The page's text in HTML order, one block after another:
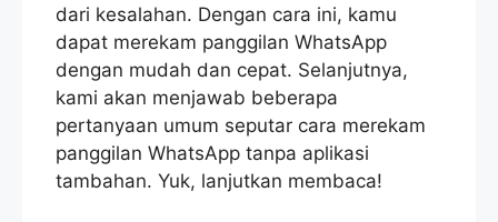
dari kesalahan. Dengan cara ini, kamu
dapat merekam panggilan WhatsApp
dengan mudah dan cepat. Selanjutnya,
kami akan menjawab beberapa
pertanyaan umum seputar cara merekam
panggilan WhatsApp tanpa aplikasi
tambahan. Yuk, lanjutkan membaca!